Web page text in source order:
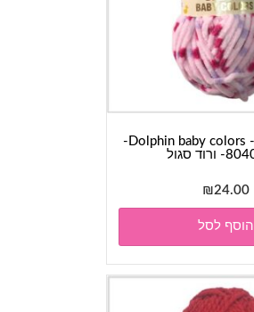
דולפין קולורס- Dolphin baby colors-
₪24.00
הוסף לסל